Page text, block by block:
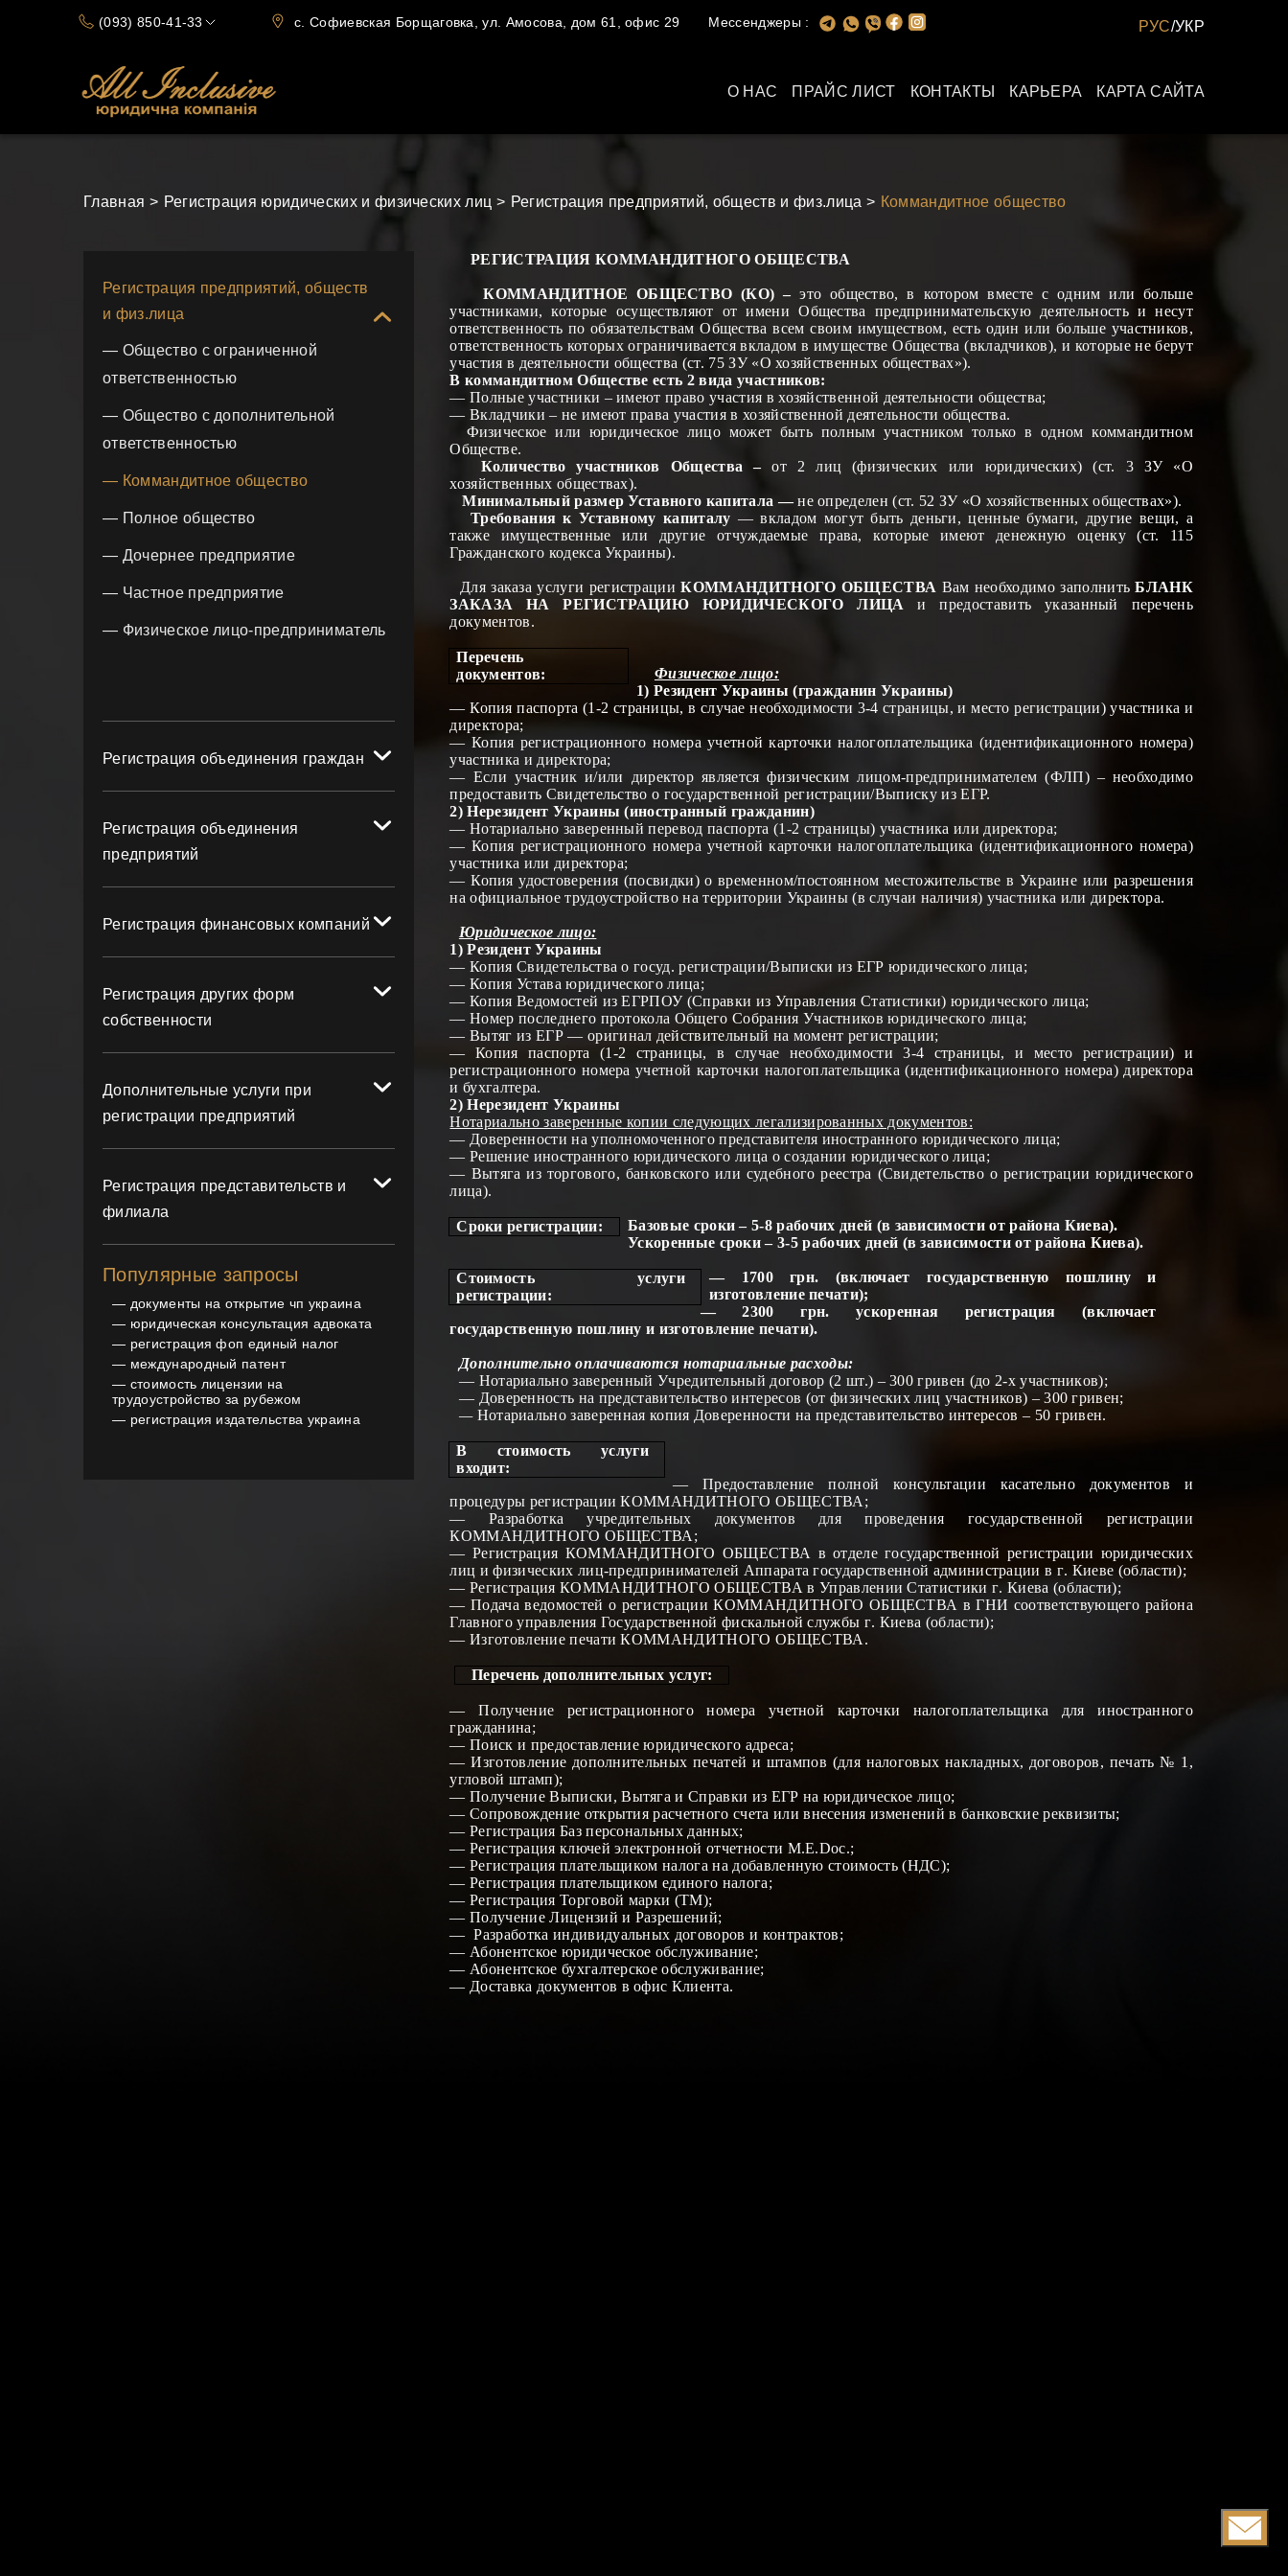
(093) 850-41-33
с. Софиевская Борщаговка, ул. Амосова, дом 61, офис 29 Мессенджеры : РУС/УКР
О НАС ПРАЙС ЛИСТ КОНТАКТЫ КАРЬЕРА КАРТА САЙТА
Главная Регистрация юридических и физических лиц Регистрация предприятий, обществ и физ.лица Коммандитное общество
Регистрация предприятий, обществ
и физ.лица
— Общество с ограниченной
ответственностью
— Общество с дополнительной
ответственностью
— Коммандитное общество
— Полное общество
— Дочернее предприятие
— Частное предприятие
— Физическое лицо-предприниматель
Регистрация объединения граждан
Регистрация объединения
предприятий
Регистрация финансовых компаний
Регистрация других форм
собственности
Дополнительные услуги при
регистрации предприятий
Регистрация представительств и
филиала
Популярные запросы
— документы на открытие чп украина
— юридическая консультация адвоката
— регистрация фоп единый налог
— международный патент
— стоимость лицензии на
трудоустройство за рубежом
— регистрация издательства украина
РЕГИСТРАЦИЯ КОММАНДИТНОГО ОБЩЕСТВА
КОММАНДИТНОЕ ОБЩЕСТВО (КО) –это общество, в котором вместе с одним или больше
участниками, которые осуществляют от имени Общества предпринимательскую деятельность и несут
ответственность по обязательствам Общества всем своим имуществом, есть один или больше участников,
ответственность которых ограничивается вкладом в имуществе Общества (вкладчиков), и которые не берут
участия в деятельности общества (ст. 75 ЗУ «О хозяйственных обществах»).
В коммандитном Обществе есть 2 вида участников:
— Полные участники – имеют право участия в хозяйственной деятельности общества;
— Вкладчики – не имеют права участия в хозяйственной деятельности общества.
Физическое или юридическое лицо может быть полным участником только в одном коммандитном
Обществе.
Количество участников Общества –от 2 лиц (физических или юридических) (ст. 3 ЗУ «О
хозяйственных обществах).
Минимальный размер Уставного капитала —не определен (ст. 52 ЗУ «О хозяйственных обществах»).
Требования к Уставному капиталу — вкладом могут быть деньги, ценные бумаги, другие вещи, а
также имущественные или другие отчуждаемые права, которые имеют денежную оценку (ст. 115
Гражданского кодекса Украины).
Для заказа услуги регистрацииКОММАНДИТНОГО ОБЩЕСТВА Вам необходимо заполнитьБЛАНК
ЗАКАЗА НА РЕГИСТРАЦИЮ ЮРИДИЧЕСКОГО ЛИЦА
и предоставить указанный перечень
документов.
Перечень
документов:
Физическое лицо:
1) Резидент Украины (гражданин Украины)
— Копия паспорта (1-2 страницы, в случае необходимости 3-4 страницы, и место регистрации) участника и
директора;
— Копия регистрационного номера учетной карточки налогоплательщика (идентификационного номера)
участника и директора;
— Если участник и/или директор является физическим лицом-предпринимателем (ФЛП) – необходимо
предоставить Свидетельство о государственной регистрации/Выписку из ЕГР.
2) Нерезидент Украины (иностранный гражданин)
— Нотариально заверенный перевод паспорта (1-2 страницы) участника или директора;
— Копия регистрационного номера учетной карточки налогоплательщика (идентификационного номера)
участника или директора;
— Копияудостоверения (посвидки)о временном/постоянном местожительстве в Украине или разрешения
на официальное трудоустройство на территории Украины (в случаи наличия) участника или директора.
Юридическое лицо:
1) Резидент Украины
— Копия Свидетельства огосуд. регистрации/Выписки из ЕГР юридического лица;
— Копия Устава юридического лица;
— Копия Ведомостей из ЕГРПОУ (Справки из Управления Статистики) юридического лица;
— Номер последнего протокола Общего Собрания Участников юридического лица;
— Вытяг из ЕГР — оригинал действительный на момент регистрации;
— Копия паспорта (1-2 страницы, в случае необходимости 3-4 страницы, и место регистрации) и
регистрационного номера учетной карточки налогоплательщика (идентификационного номера) директора
и бухгалтера.
2)Нерезидент Украины
Нотариально заверенные копии следующих легализированных документов:
— Доверенности на уполномоченного представителя иностранного юридического лица;
— Решение иностранного юридического лица о создании юридического лица;
— Вытяга из торгового, банковского или судебного реестра (Свидетельство о регистрации юридического
лица).
Сроки регистрации:
Базовые сроки – 5-8 рабочих дней (в зависимости от района Киева).
Ускоренные сроки – 3-5 рабочих дней (в зависимости от района Киева).
Стоимость услуги
регистрации:
— 1700 грн. (включает государственную пошлину и
изготовление печати);
—2300 грн. ускоренная регистрация (включает
государственную пошлину и изготовление печати).
Дополнительно оплачиваются нотариальные расходы:
— Нотариальнозаверенный Учредительный договор (2 шт.) – 300 гривен (до 2-хучастников);
— Доверенность на представительство интересов (от физических лиц участников) – 300 гривен;
—Нотариально заверенная копия Доверенности на представительство интересов – 50 гривен.
В стоимость услуги
входит:
— Предоставление полной консультации касательнодокументов и
процедуры регистрации КОММАНДИТНОГО ОБЩЕСТВА;
— Разработка учредительных документов для проведения государственной регистрации
КОММАНДИТНОГО ОБЩЕСТВА;
— Регистрация КОММАНДИТНОГО ОБЩЕСТВА в отделе государственной регистрации юридических
лиц и физических лиц-предпринимателей Аппарата государственной администрации в г. Киеве (области);
— Регистрация КОММАНДИТНОГО ОБЩЕСТВА в Управлении Статистики г. Киева (области);
— Подача ведомостей о регистрации КОММАНДИТНОГО ОБЩЕСТВА в ГНИ соответствующего района
Главного управления Государственной фискальной службы г. Киева (области);
— Изготовление печати КОММАНДИТНОГО ОБЩЕСТВА.
Перечень дополнительных услуг:
—Получение регистрационного номера учетной карточки налогоплательщика для иностранного
гражданина;
—Поиск и предоставление юридического адреса;
—Изготовление дополнительных печатей и штампов (для налоговых накладных, договоров, печать № 1,
угловой штамп);
—ПолучениеВыписки,Вытяга и Справки из ЕГР на юридическое лицо;
—Сопровождение открытия расчетного счета или внесения изменений в банковские реквизиты;
—Регистрация Баз персональных данных;
—Регистрация ключей электронной отчетности М.Е.Doc.;
—Регистрация плательщиком налога на добавленную стоимость (НДС);
—Регистрация плательщиком единого налога;
—Регистрация Торговой марки (ТМ);
— ПолучениеЛицензий и Разрешений;
—Разработка индивидуальных договоров и контрактов;
— Абонентское юридическое обслуживание;
— Абонентское бухгалтерское обслуживание;
— Доставка документов в офис Клиента.